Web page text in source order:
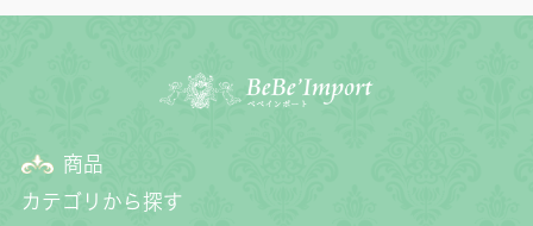
商品
カテゴリから探す